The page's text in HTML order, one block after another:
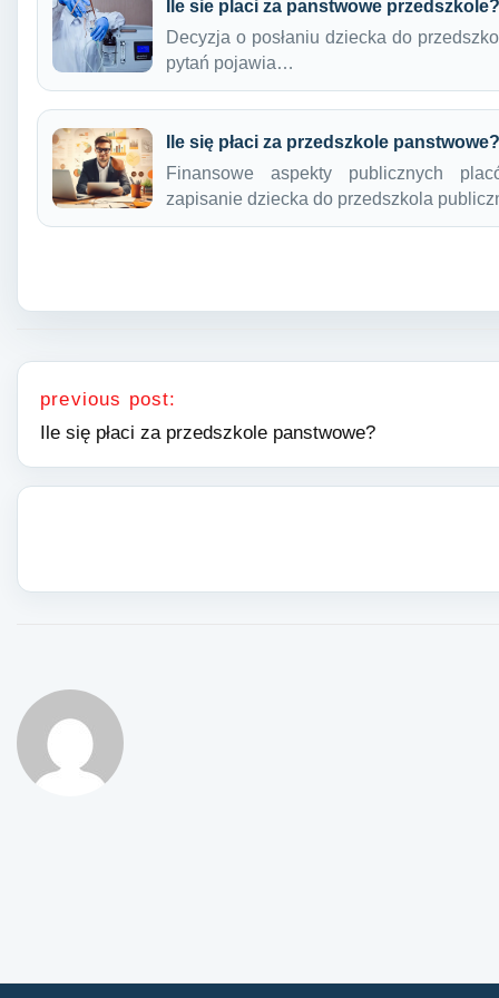
Ile sie placi za panstwowe przedszkole?
Decyzja o posłaniu dziecka do
pytań pojawia…
Ile się płaci za przedszkole panstwowe?
Finansowe aspekty publicznych
zapisanie dziecka do przedszkola
Nawigacja wpisu
previous post:
Ile się płaci za przedszkole panstwowe?